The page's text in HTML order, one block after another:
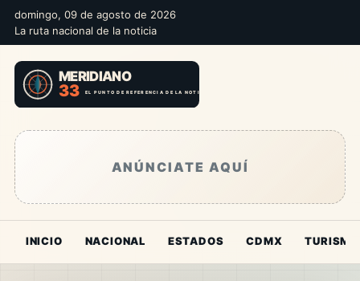
domingo, 09 de agosto de 2026
La ruta nacional de la noticia
ANÚNCIATE AQUÍ
INICIO NACIONAL ESTADOS CDMX TURISMO